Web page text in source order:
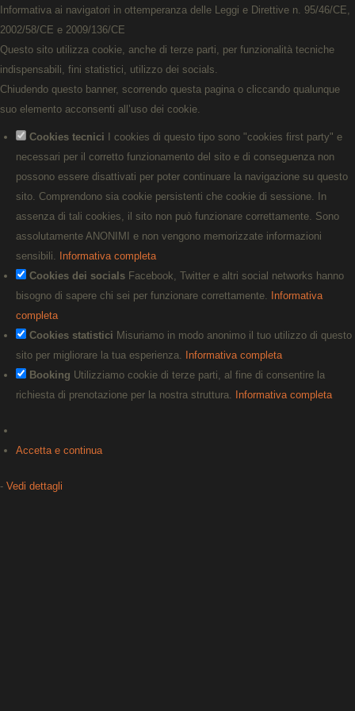
Informativa ai navigatori in ottemperanza delle Leggi e Direttive n. 95/46/CE,
2002/58/CE e 2009/136/CE
Questo sito utilizza cookie, anche di terze parti, per funzionalità tecniche
indispensabili, fini statistici, utilizzo dei socials.
Chiudendo questo banner, scorrendo questa pagina o cliccando qualunque
suo elemento acconsenti all’uso dei cookie.
Cookies tecnici I cookies di questo tipo sono "cookies first party" e
necessari per il corretto funzionamento del sito e di conseguenza non
possono essere disattivati per poter continuare la navigazione su questo
sito. Comprendono sia cookie persistenti che cookie di sessione. In
assenza di tali cookies, il sito non può funzionare correttamente. Sono
assolutamente ANONIMI e non vengono memorizzate informazioni
sensibili.
Informativa completa
Cookies dei socials Facebook, Twitter e altri social networks hanno
bisogno di sapere chi sei per funzionare correttamente.
Informativa
completa
Cookies statistici Misuriamo in modo anonimo il tuo utilizzo di questo
sito per migliorare la tua esperienza.
Informativa completa
Booking Utilizziamo cookie di terze parti, al fine di consentire la
richiesta di prenotazione per la nostra struttura.
Informativa completa
Accetta e continua
- Vedi dettagli